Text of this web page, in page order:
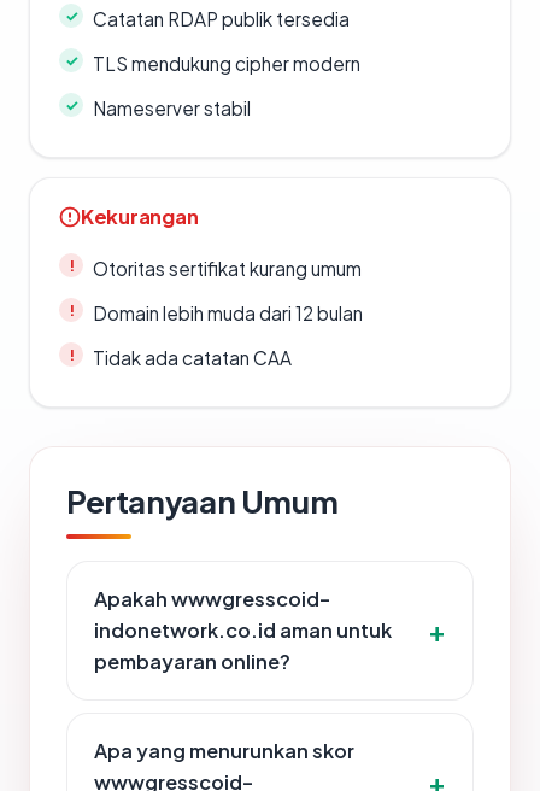
Catatan RDAP publik tersedia
TLS mendukung cipher modern
Nameserver stabil
Kekurangan
Otoritas sertifikat kurang umum
Domain lebih muda dari 12 bulan
Tidak ada catatan CAA
Pertanyaan Umum
Apakah wwwgresscoid-
indonetwork.co.id aman untuk
pembayaran online?
Apa yang menurunkan skor
wwwgresscoid-